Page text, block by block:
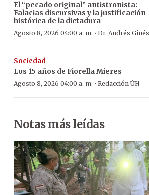
El “pecado original” antistronista:
Falacias discursivas y la justificación
histórica de la dictadura
Agosto 8, 2026 04:00 a. m. · Dr. Andrés Ginés
Sociedad
Los 15 años de Fiorella Mieres
Agosto 8, 2026 04:00 a. m. · Redacción ÚH
Notas más leídas